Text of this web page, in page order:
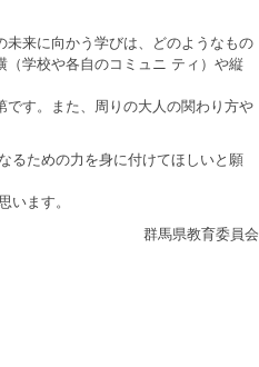
来に向かう学びは、どのようなもの
（学校や各自のコミュニ ティ）や縦
す。また、周りの大人の関わり方や
るための力を身に付けてほしいと願
います。
群馬県教育委員会